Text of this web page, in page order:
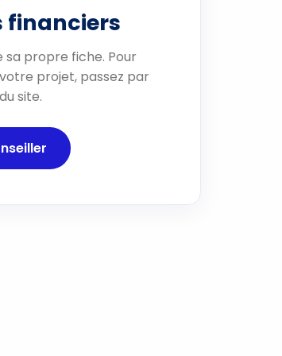
financiers
sa propre fiche. Pour
projet, passez par
site.